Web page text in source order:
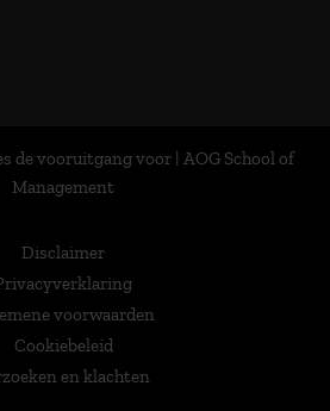
de vooruitgang voor | AOG School of
Management
Disclaimer
voorwaarden
Cookiebeleid
en klachten